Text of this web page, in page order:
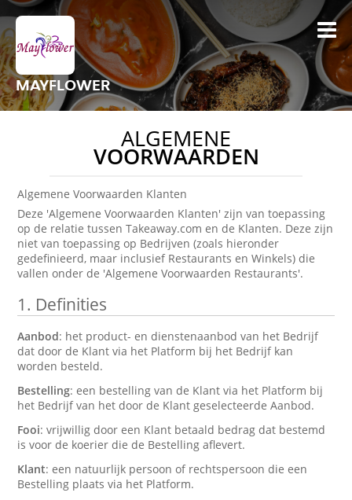
MAYFLOWER
ALGEMENE
VOORWAARDEN
Algemene Voorwaarden Klanten
Deze 'Algemene Voorwaarden Klanten' zijn van toepassing
op de relatie tussen Takeaway.com en de Klanten. Deze zijn
niet van toepassing op Bedrijven (zoals hieronder
gedefinieerd, maar inclusief Restaurants en Winkels) die
vallen onder de 'Algemene Voorwaarden Restaurants'.
1. Definities
Aanbod: het product- en dienstenaanbod van het Bedrijf
dat door de Klant via het Platform bij het Bedrijf kan
worden besteld.
Bestelling: een bestelling van de Klant via het Platform bij
het Bedrijf van het door de Klant geselecteerde Aanbod.
Fooi: vrijwillig door een Klant betaald bedrag dat bestemd
is voor de koerier die de Bestelling aflevert.
Klant: een natuurlijk persoon of rechtspersoon die een
Bestelling plaats via het Platform.